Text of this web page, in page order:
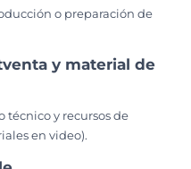
o preparación de
y material de
técnico y recursos de
en video).